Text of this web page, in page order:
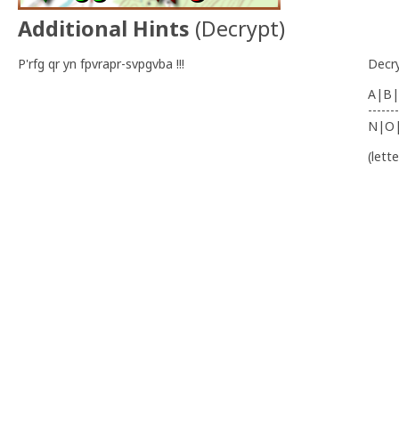
Additional Hints (Decrypt)
P'rfg qr yn fpvrapr-svpgvba !!!